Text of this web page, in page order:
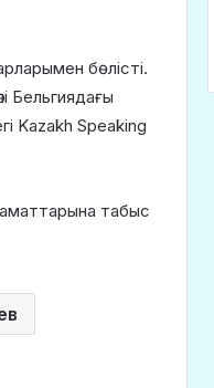
бөлісті.
Бельгиядағы
Kazakh Speaking
табыс